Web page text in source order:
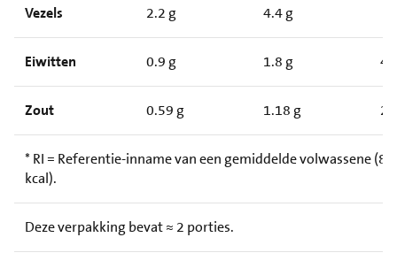
Vezels 2.2 g 4.4 g
Eiwitten 0.9 g 1.8 g
Zout 0.59 g 1.18 g
* RI = Referentie-inname van een gemiddelde volwassene
kcal).
Deze verpakking bevat ≈ 2 porties.